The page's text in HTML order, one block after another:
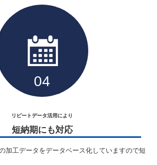
リピートデータ活用により
短納期にも対応
加工データをデータベース化していますので短